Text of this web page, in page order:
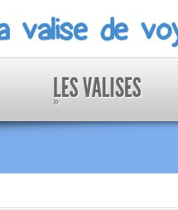
LES VALISES
»